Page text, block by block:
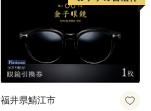
福井県鯖江市